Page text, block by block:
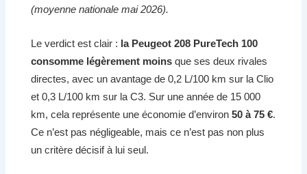
(moyenne nationale mai 2026).
Le verdict est clair : la Peugeot 208 PureTech 100
consomme légèrement moins que ses deux rivales
directes, avec un avantage de 0,2 L/100 km sur la Clio
et 0,3 L/100 km sur la C3. Sur une année de 15 000
km, cela représente une économie d’environ50 à 75 €.
Ce n’est pas négligeable, mais ce n’est pas non plus
un critère décisif à lui seul.